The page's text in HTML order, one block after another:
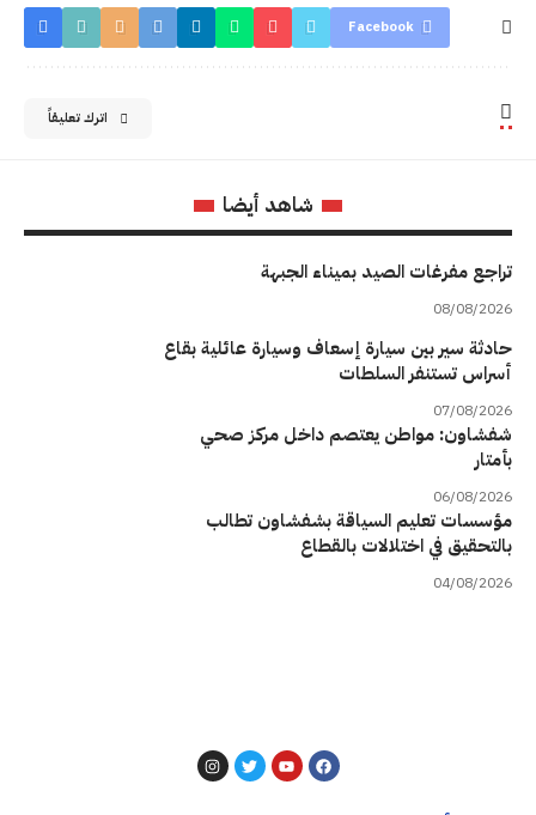
Facebook
اترك تعليقاً
شاهد أيضا
تراجع مفرغات الصيد بميناء الجبهة
08/08/2026
حادثة سير بين سيارة إسعاف وسيارة عائلية بقاع
أسراس تستنفر السلطات
07/08/2026
شفشاون: مواطن يعتصم داخل مركز صحي
بأمتار
06/08/2026
مؤسسات تعليم السياقة بشفشاون تطالب
بالتحقيق في اختلالات بالقطاع
04/08/2026